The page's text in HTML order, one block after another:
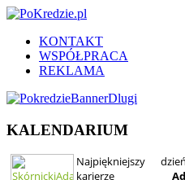
KONTAKT
WSPÓŁPRACA
REKLAMA
KALENDARIUM